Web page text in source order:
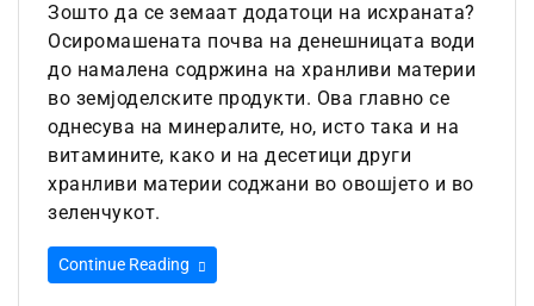
Зошто да се земаат додатоци на исхраната?
Осиромашената почва на денешницата води
до намалена содржина на хранливи материи
во земјоделските продукти. Ова главно се
однесува на минералите, но, исто така и на
витамините, како и на десе­тици други
хранливи материи соджа­ни во овошјето и во
зеленчукот.
Continue Reading